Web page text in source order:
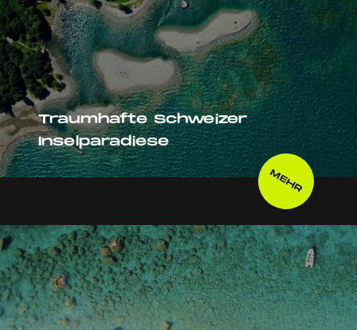
Traumhafte Schweizer
Inselparadiese
MEHR